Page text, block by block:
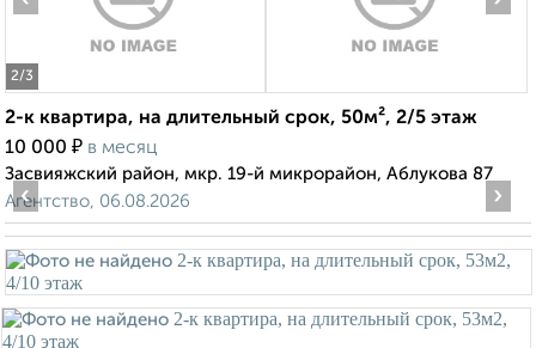
2/3
2-к квартира, на длительный срок, 50м², 2/5 этаж
10 000 ₽ в месяц
Засвияжский район, мкр. 19-й микрорайон, Аблукова 87
Агентство, 06.08.2026
‹ ›